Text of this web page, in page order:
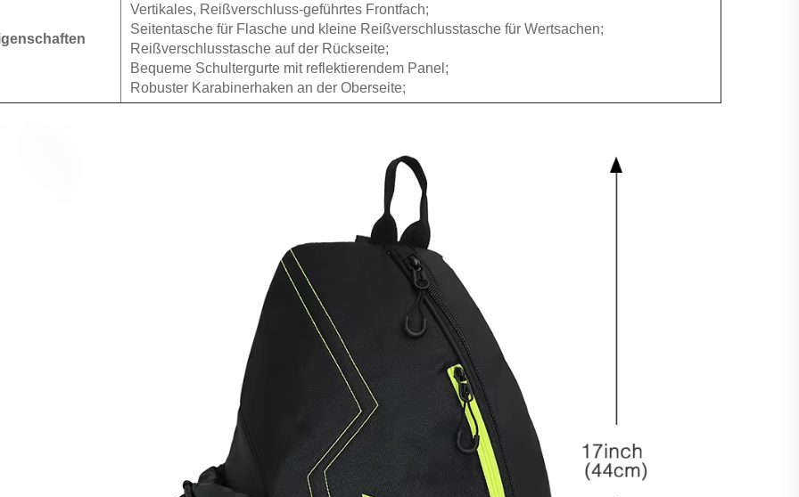
Vertikales, Reißverschluss-geführtes Frontfach;
Seitentasche für Flasche und kleine Reißverschlusstasche für Wertsachen;
Reißverschlusstasche auf der Rückseite;
Bequeme Schultergurte mit reflektierendem Panel;
Robuster Karabinerhaken an der Oberseite;